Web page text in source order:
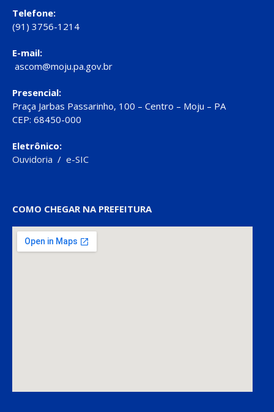
Telefone:
(91) 3756-1214
E-mail:
ascom@moju.pa.gov.br
Presencial:
Praça Jarbas Passarinho, 100 – Centro – Moju – PA
CEP: 68450-000
Eletrônico:
Ouvidoria / e-SIC
COMO CHEGAR NA PREFEITURA